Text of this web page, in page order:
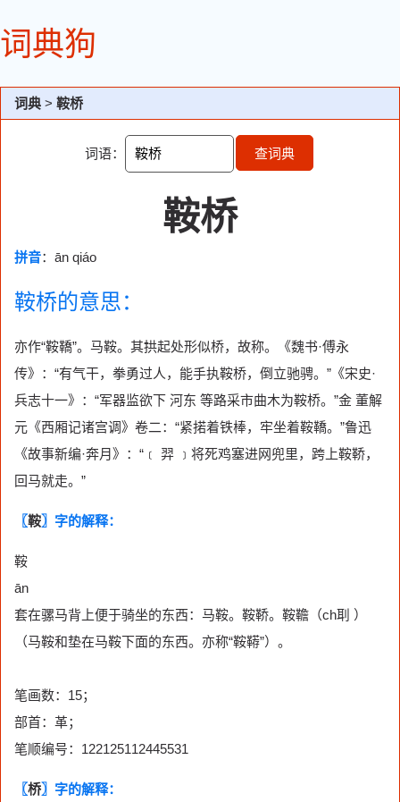
词典狗
词典 > 鞍桥
词语： 查词典
鞍桥
拼音：ān qiáo
鞍桥的意思：
亦作“鞍鞽”。马鞍。其拱起处形似桥，故称。《魏书·傅永
传》：“有气干，拳勇过人，能手执鞍桥，倒立驰骋。”《宋史·
兵志十一》：“军器监欲下 河东 等路采市曲木为鞍桥。”金 董解
元《西厢记诸宫调》卷二：“紧掿着铁棒，牢坐着鞍鞽。”鲁迅
《故事新编·奔月》：“﹝ 羿 ﹞将死鸡塞进网兜里，跨上鞍鞒，
回马就走。”
〖鞍〗字的解释：
鞍
ān
套在骡马背上便于骑坐的东西：马鞍。鞍鞒。鞍韂（ch刵 ）
（马鞍和垫在马鞍下面的东西。亦称“鞍鞯”）。
笔画数：15；
部首：革；
笔顺编号：122125112445531
〖桥〗字的解释：